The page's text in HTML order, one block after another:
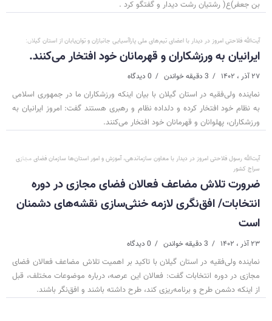
بن جعفر)ع( رشتیان رشت دیدار و گفتگو کرد .
آیت‌الله فلاحتی امروز در دیدار با اعضای تیم‌های ملی پاراآسیایی جانبازان و توان‌یابان از استان گیلان:
ایرانیان به ورزشکاران و قهرمانان خود افتخار می‌کنند.
۲۷ آذر ، ۱۴۰۲ 3 دقیقه خواندن 0 دیدگاه
نماینده ولی‌فقیه در استان گیلان با بیان اینکه ورزشکاران ما در جمهوری اسلامی
به نظام خود افتخار کرده و دلداده نظام و رهبری هستند گفت: امروز ایرانیان به
ورزشکاران، پهلوانان و قهرمانان خود افتخار می‌کنند.
آیت‌الله رسول فلاحتی امروز در دیدار با معاون سازماندهی، آموزش و امور استان‌ها سازمان فضای مجازی
سراج کشور
ضرورت تلاش مضاعف فعالان فضای مجازی در دوره
انتخابات/ افق‌نگری لازمه خنثی‌سازی نقشه‌های دشمنان
است
۲۳ آذر ، ۱۴۰۲ 3 دقیقه خواندن 0 دیدگاه
نماینده ولی‌فقیه در استان گیلان با تاکید بر اهمیت تلاش مضاعف فعالان فضای
مجازی در دوره انتخابات گفت: فعالان این عرصه، درباره موضوعات مختلف، قبل
از اینکه دشمن طرح و برنامه‌ریزی کند، طرح داشته باشند و افق‌نگر باشند.